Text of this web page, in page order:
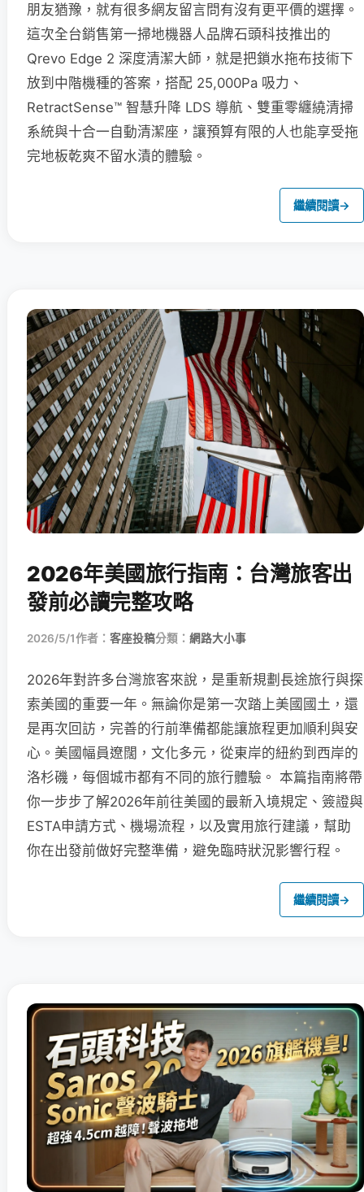
朋友猶豫，就有很多網友留言問有沒有更平價的選擇。
這次全台銷售第一掃地機器人品牌石頭科技推出的
Qrevo Edge 2 深度清潔大師，就是把鎖水拖布技術下
放到中階機種的答案，搭配 25,000Pa 吸力、
RetractSense™ 智慧升降 LDS 導航、雙重零纏繞清掃
系統與十合一自動清潔座，讓預算有限的人也能享受拖
完地板乾爽不留水漬的體驗。
繼續閱讀→
2026年美國旅行指南：台灣旅客出
發前必讀完整攻略
2026/5/1作者： 客座投稿分類： 網路大小事
2026年對許多台灣旅客來說，是重新規劃長途旅行與探
索美國的重要一年。無論你是第一次踏上美國國土，還
是再次回訪，完善的行前準備都能讓旅程更加順利與安
心。美國幅員遼闊，文化多元，從東岸的紐約到西岸的
洛杉磯，每個城市都有不同的旅行體驗。 本篇指南將帶
你一步步了解2026年前往美國的最新入境規定、簽證與
ESTA申請方式、機場流程，以及實用旅行建議，幫助
你在出發前做好完整準備，避免臨時狀況影響行程。
繼續閱讀→